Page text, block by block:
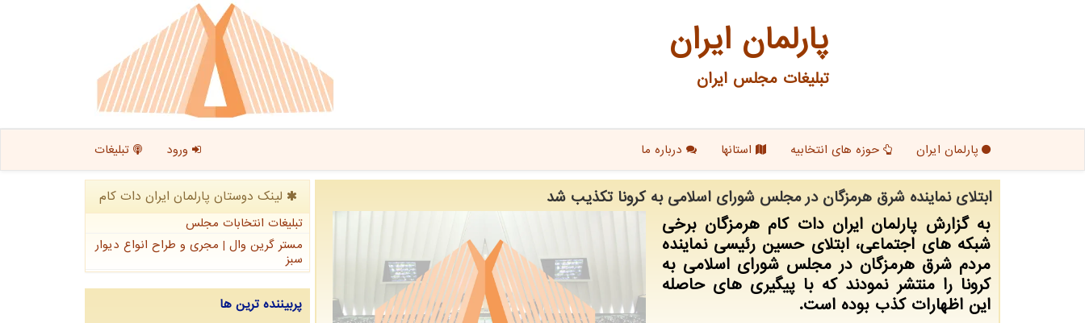
پارلمان ایران
تبلیغات مجلس ایران
پارلمان ایران حوزه های انتخابیه استانها درباره ما ورود تبلیغات
ابتلای نماینده شرق هرمزگان در مجلس شورای اسلامی به كرونا تكذیب شد
به گزارش پارلمان ایران دات كام هرمزگان برخی
شبكه های اجتماعی، ابتلای حسین رئیسی نماینده
مردم شرق هرمزگان در مجلس شورای اسلامی به
كرونا را منتشر نمودند كه با پیگیری های حاصله
این اظهارات كذب بوده است.
لینک دوستان پارلمان ایران دات كام
تبلیغات انتخابات مجلس
مستر گرین وال | مجری و طراح انواع دیوار
سبز
پربیننده ترین ها